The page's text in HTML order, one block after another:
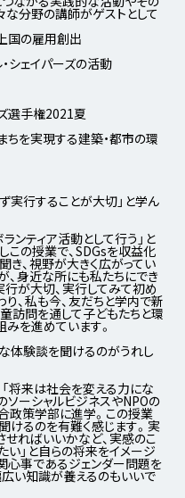
分野の講師がゲストとして
国の雇用創出
シェイパーズの活動
選手権2021夏
を実現する建築・都市の環
ず実行することが大切」と学ん
ンティア活動として行う」と
この授業で、SDGsを収益化
、視野が大きく広がってい
、身近な所にも私たちにでき
行が大切、実行してみて初め
、私も今、友だちと学内で新
訪問を通して子どもたちと環
みを進めています。
体験談を聞けるのがうれし
将来は社会を変える力にな
ソーシャルビジネスやNPOの
政策学部に進学。この授業
けるのを有難く感じます。実
ればいいかなど、実感のこ
い」と自らの将来をイメージ
心事であるジェンダー問題を
い知識が養えるのもいいで